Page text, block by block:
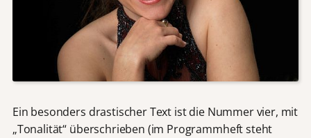
Ein besonders drastischer Text ist die Nummer vier, mit
„Tonalität“ überschrieben (im Programmheft steht